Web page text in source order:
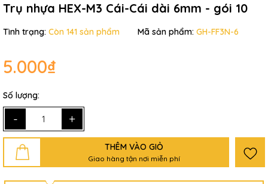
Trụ nhựa HEX-M3 Cái-Cái dài 6mm - gói 10
Tình trạng: Còn 141 sản phẩm Mã sản phẩm: GH-FF3N-6
5.000₫
Số lượng:
- +
THÊM VÀO GIỎ
Giao hàng tận nơi miễn phí